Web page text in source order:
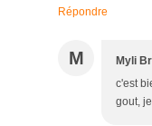
Répondre
M Myli
c'est
gout,